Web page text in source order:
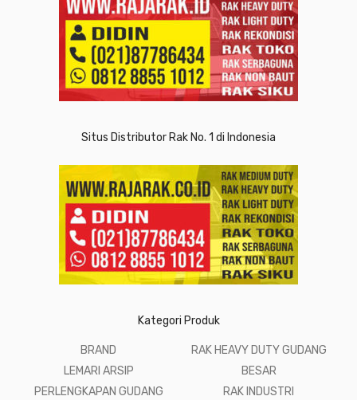
Situs Distributor Rak No. 1 di Indonesia
Kategori Produk
BRAND
LEMARI ARSIP
PERLENGKAPAN GUDANG
RAK HEAVY DUTY GUDANG
BESAR
RAK INDUSTRI